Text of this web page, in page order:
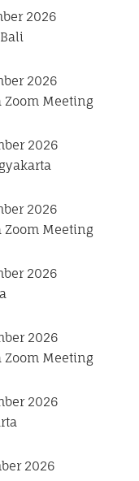
2026
2026
Meeting
2026
2026
Meeting
2026
2026
Meeting
2026
2026